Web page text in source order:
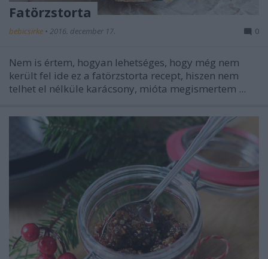
Fatörzstorta
bebicsirke • 2016. december 17. 0
Nem is értem, hogyan lehetséges, hogy még nem
került fel ide ez a fatörzstorta recept, hiszen nem
telhet el nélküle karácsony, mióta megismertem ...